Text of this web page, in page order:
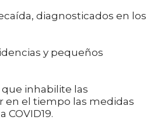
diagnosticados en los
y pequeños
inhabilite las
en el tiempo las medidas